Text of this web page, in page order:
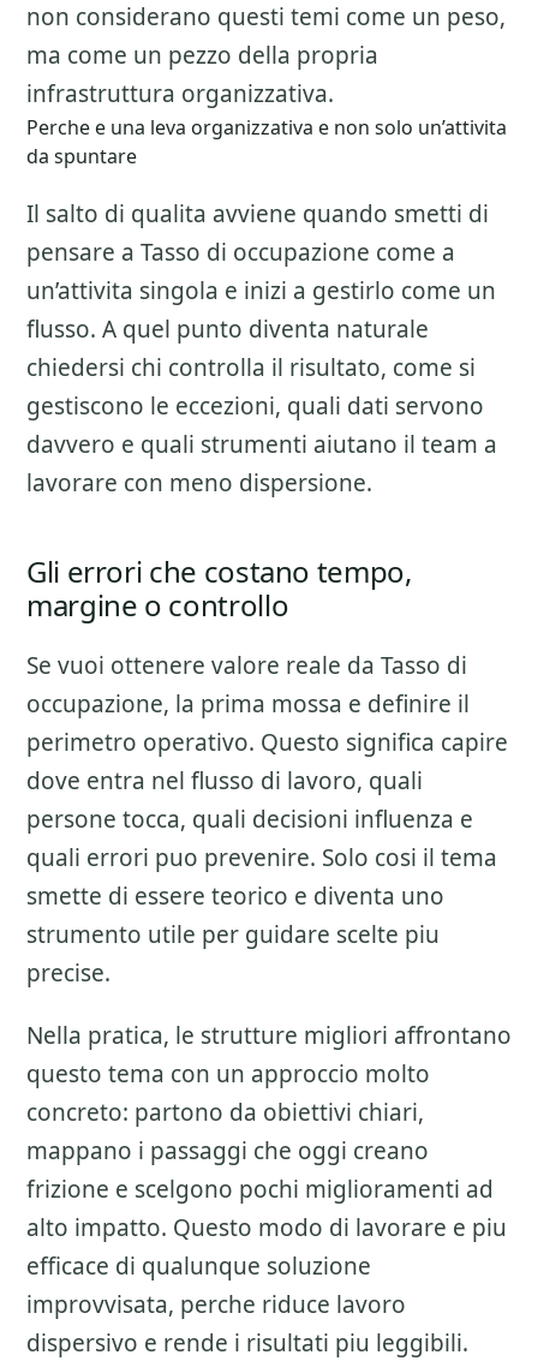
non considerano questi temi come un peso,
ma come un pezzo della propria
infrastruttura organizzativa.
Perche e una leva organizzativa e non solo un’attivita
da spuntare
Il salto di qualita avviene quando smetti di
pensare a Tasso di occupazione come a
un’attivita singola e inizi a gestirlo come un
flusso. A quel punto diventa naturale
chiedersi chi controlla il risultato, come si
gestiscono le eccezioni, quali dati servono
davvero e quali strumenti aiutano il team a
lavorare con meno dispersione.
Gli errori che costano tempo,
margine o controllo
Se vuoi ottenere valore reale da Tasso di
occupazione, la prima mossa e definire il
perimetro operativo. Questo significa capire
dove entra nel flusso di lavoro, quali
persone tocca, quali decisioni influenza e
quali errori puo prevenire. Solo cosi il tema
smette di essere teorico e diventa uno
strumento utile per guidare scelte piu
precise.
Nella pratica, le strutture migliori affrontano
questo tema con un approccio molto
concreto: partono da obiettivi chiari,
mappano i passaggi che oggi creano
frizione e scelgono pochi miglioramenti ad
alto impatto. Questo modo di lavorare e piu
efficace di qualunque soluzione
improvvisata, perche riduce lavoro
dispersivo e rende i risultati piu leggibili.